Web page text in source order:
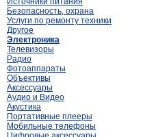
Безопасность, охрана
Услуги по ремонту техники
Другое
Электроника
Телевизоры
Радио
Фотоаппараты
Объективы
Аксессуары
Аудио и Видео
Акустика
Портативные плееры
Мобильные телефоны